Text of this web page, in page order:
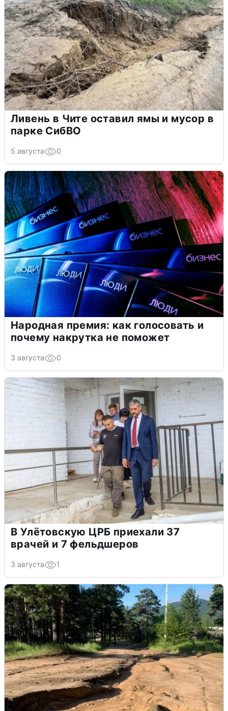
Ливень в Чите оставил ямы и мусор в
парке СибВО
5 августа 0
Народная премия: как голосовать и
почему накрутка не поможет
3 августа 0
В Улётовскую ЦРБ приехали 37
врачей и 7 фельдшеров
3 августа 1